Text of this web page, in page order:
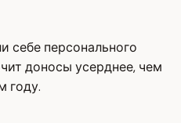
себе персонального
доносы усерднее, чем
году.